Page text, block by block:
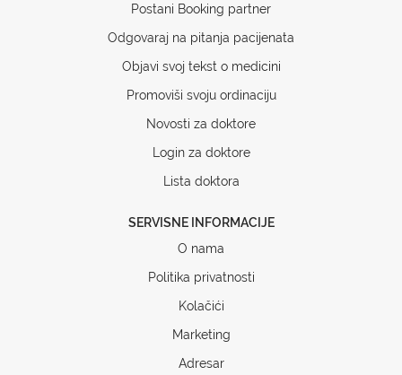
Postani Booking partner
Odgovaraj na pitanja pacijenata
Objavi svoj tekst o medicini
Promoviši svoju ordinaciju
Novosti za doktore
Login za doktore
Lista doktora
SERVISNE INFORMACIJE
O nama
Politika privatnosti
Kolačići
Marketing
Adresar